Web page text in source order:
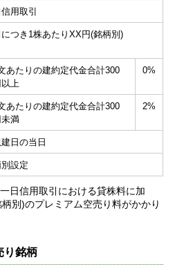
用取引
つき1株あたりXX円(銘柄別)
あたりの建約定代金合計300
上
0%
あたりの建約定代金合計300
満
2%
日の当日
設定
日信用取引における貸株料に加
別)のプレミアム空売り料がかかり
り銘柄